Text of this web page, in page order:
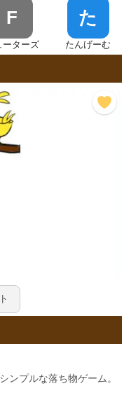
F
ーターズ
た
たんげーむ
ンプルな落ち物ゲーム。